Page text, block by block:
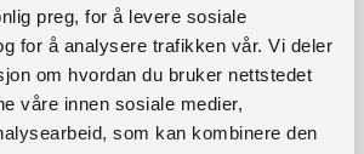
preg, for å levere sosiale
for å analysere trafikken vår. Vi deler
om hvordan du bruker nettstedet
våre innen sosiale medier,
som kan kombinere den
til allmenheten, vil si at en
samtidig eller suksessivt
samme verket. Det er det
som er avgjørende,
«ser på» eller «møter